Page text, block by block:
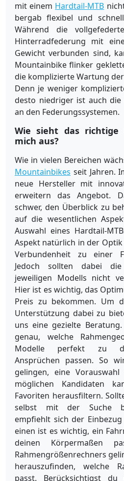
mit einem Hardtail-MTB
bergab flexibel und
Während die
Hinterradfederung mit
Gewicht verbunden sind,
Mountainbike flinker
die komplizierte Wartung
Denn je weniger
desto niedriger ist auch
an den Federungssystemen.
Wie sieht das richtige
mich aus?
Wie in vielen Bereichen
Mountainbikes seit Jahren.
neue Hersteller mit
erweitern das Angebot.
schwer, den Überblick zu
auf die wesentlichen
Auswahl eines Hardtail-
Aspekt natürlich in der
Verbundenheit zu einer
Jedoch sollten dabei
jeweiligen Modells nicht
Hier ist es wichtig, das
Preis zu bekommen. Um
Unterstützung dabei zu
uns eine gezielte
genau, welche
Modelle perfekt zu
Ansprüchen passen. So
gelingen, eine
möglichen Kandidaten
Favoriten herausfiltern.
selbst mit der Suche
empfiehlt sich der
einen ist es wichtig, ein
deinen Körpermaßen
Rahmengrößenrechners
herauszufinden, welche
passt. Berücksichtigst